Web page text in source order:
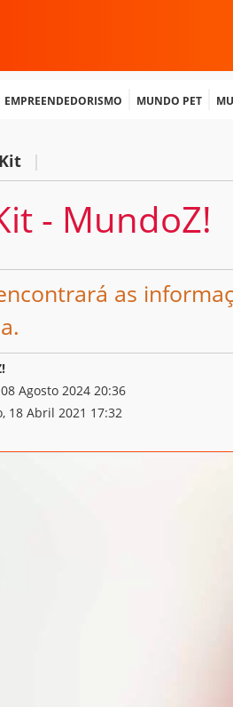
Empreendedorismo Mundo Pet
|
- MundoZ!
as
Agosto 2024 20:36
18 Abril 2021 17:32